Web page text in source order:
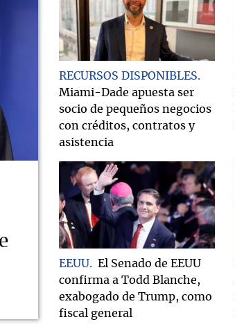
RECURSOS DISPONIBLES
Miami-Dade apuesta ser
socio de pequeños negocios
con créditos, contratos y
asistencia
EEUU
El Senado de EEUU
confirma a Todd Blanche,
exabogado de Trump, como
fiscal general